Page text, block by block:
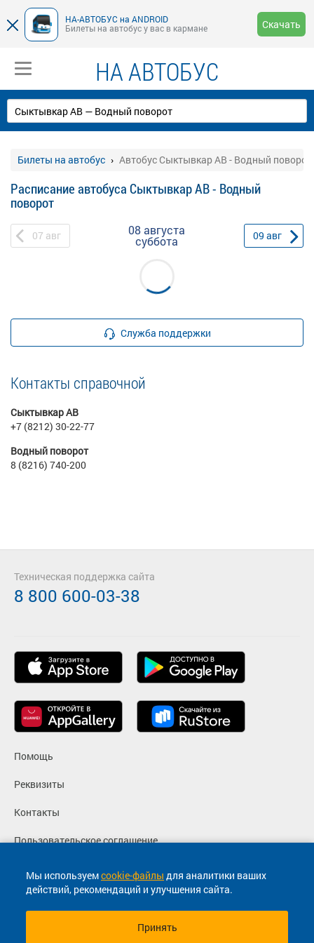
НА-АВТОБУС на ANDROID
Билеты на автобус у вас в кармане
Скачать
НА АВТОБУС
Билеты на автобус Автобус Сыктывкар АВ - Водный поворот
Расписание автобуса Сыктывкар АВ - Водный
поворот
07 авг 08 августа
суббота 09 авг
Служба поддержки
Контакты справочной
Сыктывкар АВ
+7 (8212) 30-22-77
Водный поворот
8 (8216) 740-200
Мы используемcookie-файлы для аналитики ваших
действий, рекомендаций и улучшения сайта.
Принять
Помощь
Реквизиты
Контакты
Пользовательское соглашение
Политика конфиденциальности
Согласие на маркетинговые сообщения
Техническая поддержка сайта
8 800 600-03-38
© 2013-2026, ООО "Капитал"- Онлайн сервис продажи